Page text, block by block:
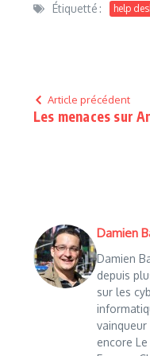
Étiquetté : help
Article précédent
Les menaces sur
Damien
Damien
depuis
sur les
encore